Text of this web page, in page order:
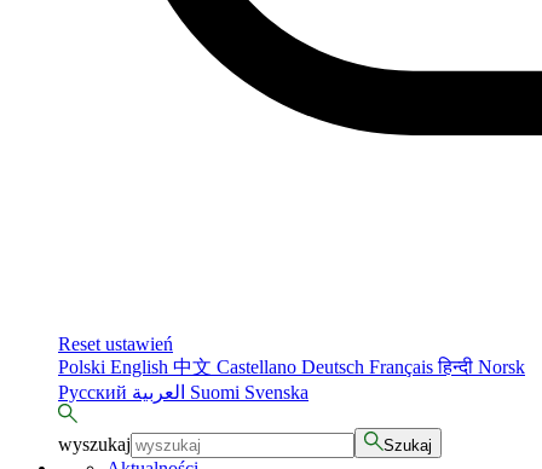
Reset ustawień
Polski English 中文 Castellano Deutsch Françaisहिन्दी Norsk
Русский
Suomi Svenska
wyszukaj Szukaj